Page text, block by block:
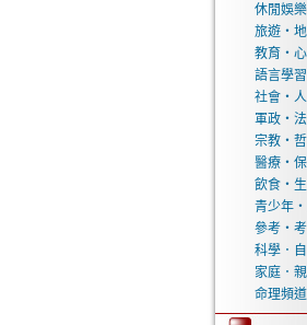
休閒娛樂
旅遊‧地
教育‧
語言學
社會‧
軍政‧
宗教‧
醫療‧
飲食‧
青少年
參考‧
科學．
家庭．
命理頻道